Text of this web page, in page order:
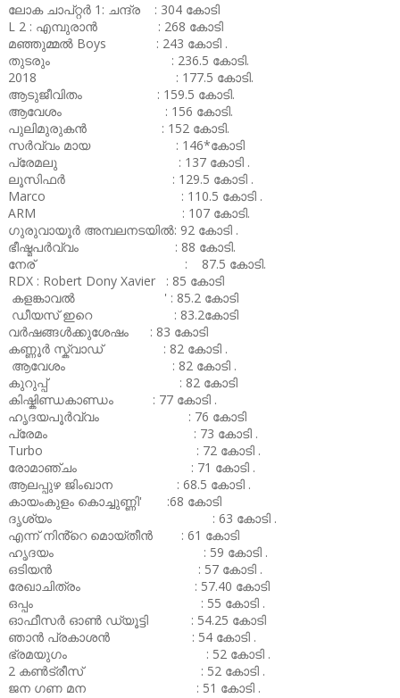
ലോക ചാപ്റ്റർ 1: ചന്ദ്ര : 304 കോടി
L 2 : എമ്പുരാൻ : 268 കോടി
മഞ്ഞുമ്മൽ Boys : 243 കോടി .
തുടരും : 236.5 കോടി.
2018 : 177.5 കോടി.
ആടുജീവിതം : 159.5 കോടി.
ആവേശം : 156 കോടി.
പുലിമുരുകൻ : 152 കോടി.
സർവ്വം മായ : 146*കോടി
പ്രേമലു : 137 കോടി .
ലൂസിഫർ : 129.5 കോടി .
Marco : 110.5 കോടി .
ARM : 107 കോടി.
ഗുരുവായൂർ അമ്പലനടയിൽ: 92 കോടി .
ഭീഷ്മപർവ്വം : 88 കോടി.
നേര് : 87.5 കോടി.
RDX : Robert Dony Xavier : 85 കോടി
കളങ്കാവൽ ' : 85.2 കോടി
ഡീയസ് ഇറെ : 83.2കോടി
വർഷങ്ങൾക്കുശേഷം : 83 കോടി
കണ്ണൂർ സ്ക്വാഡ് : 82 കോടി .
ആവേശം : 82 കോടി .
കുറുപ്പ് : 82 കോടി
കിഷ്കിണ്ഡകാണ്ഡം : 77 കോടി .
ഹൃദയപൂർവ്വം : 76 കോടി
പ്രേമം : 73 കോടി .
Turbo : 72 കോടി .
രോമാഞ്ചം : 71 കോടി .
ആലപ്പുഴ ജിംഖാന : 68.5 കോടി .
കായംകുളം കൊച്ചുണ്ണി' :68 കോടി
ദൃശ്യം : 63 കോടി .
എന്ന് നിൻ്റെ മൊയ്തീൻ : 61 കോടി
ഹൃദയം : 59 കോടി .
ഒടിയൻ : 57 കോടി .
രേഖാചിത്രം : 57.40 കോടി
ഒപ്പം : 55 കോടി .
ഓഫീസർ ഓൺ ഡ്യൂട്ടി : 54.25 കോടി
ഞാൻ പ്രകാശൻ : 54 കോടി .
ഭ്രമയുഗം : 52 കോടി .
2 കൺട്രീസ് : 52 കോടി .
ജന ഗണ മന : 51 കോടി .